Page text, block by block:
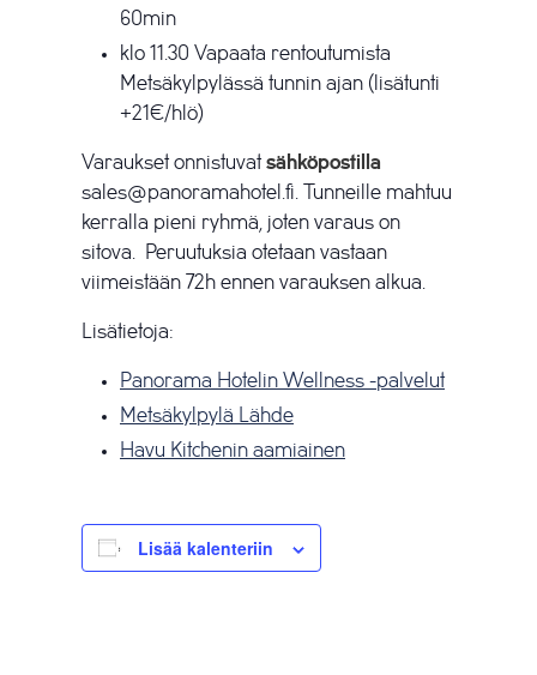
60min
klo 11.30 Vapaata rentoutumista
Metsäkylpylässä tunnin ajan (lisätunti
+21€/hlö)
Varaukset onnistuvat sähköpostilla
sales@panoramahotel.fi. Tunneille mahtuu
kerralla pieni ryhmä, joten varaus on
sitova. Peruutuksia otetaan vastaan
viimeistään 72h ennen varauksen alkua.
Lisätietoja:
Panorama Hotelin Wellness -palvelut
Metsäkylpylä Lähde
Havu Kitchenin aamiainen
Lisää kalenteriin